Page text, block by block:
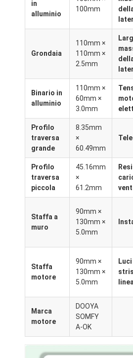
Pergola di lamina di alluminio
Accessori della tenda
in
alluminio
100mm
Grondaia
110mm ×
110mm ×
2.5mm
Binario in
alluminio
110mm ×
60mm ×
3.0mm
Profilo
traversa
grande
8.35mm
×
60.49mm
Profilo
traversa
piccola
45.16mm
×
61.2mm
Staffa a
muro
90mm ×
130mm ×
5.0mm
Staffa
motore
90mm ×
130mm ×
5.0mm
Luci
Marca
motore
DOOYA
SOMFY
A-OK